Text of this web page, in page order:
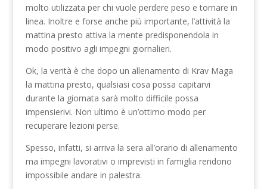
molto utilizzata per chi vuole perdere peso e tornare in
linea. Inoltre e forse anche più importante, l’attività la
mattina presto attiva la mente predisponendola in
modo positivo agli impegni giornalieri.
Ok, la verità è che dopo un allenamento di Krav Maga
la mattina presto, qualsiasi cosa possa capitarvi
durante la giornata sarà molto difficile possa
impensierivi. Non ultimo è un’ottimo modo per
recuperare lezioni perse.
Spesso, infatti, si arriva la sera all’orario di allenamento
ma impegni lavorativi o imprevisti in famiglia rendono
impossibile andare in palestra.